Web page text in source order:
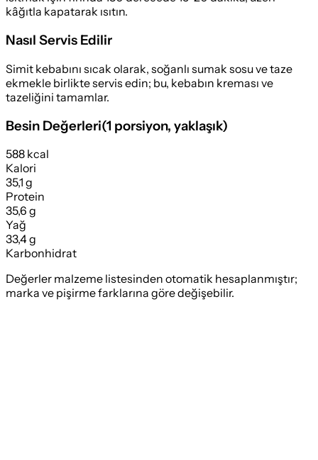
kâğıtla kapatarak ısıtın.
Nasıl Servis Edilir
Simit kebabını sıcak olarak, soğanlı sumak sosu ve taze
ekmekle birlikte servis edin; bu, kebabın kreması ve
tazeliğini tamamlar.
Besin Değerleri(1 porsiyon, yaklaşık)
588 kcal
Kalori
35,1 g
Protein
35,6 g
Yağ
33,4 g
Karbonhidrat
Değerler malzeme listesinden otomatik hesaplanmıştır;
marka ve pişirme farklarına göre değişebilir.